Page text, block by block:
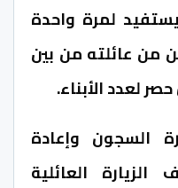
لمرة واحدة
من عائلته من بين
لعدد الأبناء.
السجون وإعادة
الزيارة العائلية